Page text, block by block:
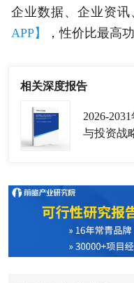
企业数据、企业资
APP】
，性价比最高
相关深度报告
2026-
与投资战